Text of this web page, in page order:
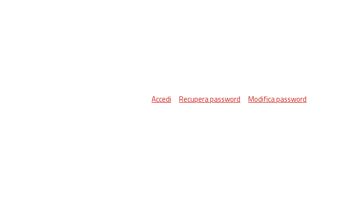
Accedi Recupera password Modifica password